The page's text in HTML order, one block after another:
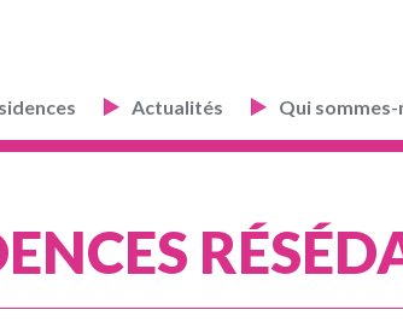
Actualités Qui sommes-